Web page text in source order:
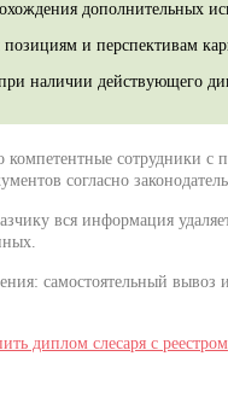
дополнительных
и перспективам
наличии действующего
сотрудники с
согласно
вся информация
самостоятельный вывоз
диплом слесаря с реестром